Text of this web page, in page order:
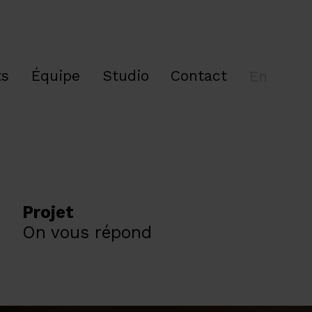
Équipe Studio Contact
Projet
On vous répond